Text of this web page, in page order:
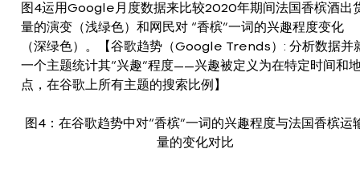
图4运用Google月度数据来比较2020年期间法国香槟酒出
量的演变（浅绿色）和网民对 “香槟”一词的兴趣程度变化
（深绿色）。【谷歌趋势（Google Trends）: 分析数据并
一个主题统计其“兴趣”程度——兴趣被定义为在特定时间和
点，在谷歌上所有主题的搜索比例】
图4：在谷歌趋势中对“香槟”一词的兴趣程度与法国香槟运
量的变化对比